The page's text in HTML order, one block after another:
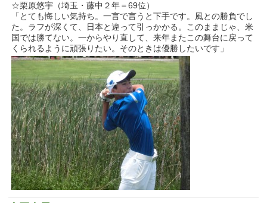
☆栗原悠宇（埼玉・藤中２年＝69位）
「とても悔しい気持ち。一言で言うと下手です。風との勝負でし
た。ラフが深くて、日本と違って引っかかる。このままじゃ、米
国では勝てない。一からやり直して、来年またこの舞台に戻って
くられるように頑張りたい。そのときは優勝したいです」